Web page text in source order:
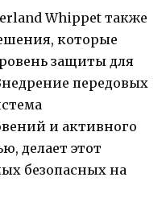
Whippet также
которые
защиты для
передовых
и активного
делает этот
безопасных на